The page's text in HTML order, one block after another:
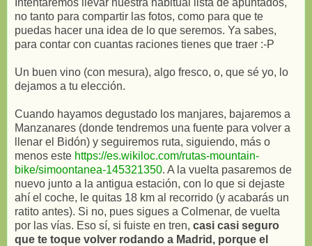
no tanto para compartir las fotos, como para que te
puedas hacer una idea de lo que seremos. Ya sabes,
para contar con cuantas raciones tienes que traer :-P
Un buen vino (con mesura), algo fresco, o, que sé yo, lo
dejamos a tu elección.
Cuando hayamos degustado los manjares, bajaremos a
Manzanares (donde tendremos una fuente para volver a
llenar el Bidón) y seguiremos ruta, siguiendo, más o
menos este https://es.wikiloc.com/rutas-mountain-
bike/simoontanea-145321350. A la vuelta pasaremos de
nuevo junto a la antigua estación, con lo que si dejaste
ahí el coche, le quitas 18 km al recorrido (y acabarás un
ratito antes). Si no, pues sigues a Colmenar, de vuelta
por las vías. Eso sí, si fuiste en tren, casi casi seguro
que te toque volver rodando a Madrid, porque el